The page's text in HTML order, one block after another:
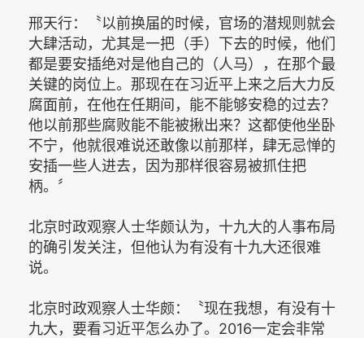
邢天行：〝以前换届的时候，官场的潜规则就会
大肆活动，尤其是一把（手）下去的时候，他们
都是要安插绝对是他自己的（人马），在那个最
关键的岗位上。那现在在习近平上来之后大力反
腐面前，在他在任期间，能不能够安稳的过去？
他以前那些腐败能不能被揪出来？这都使他坐卧
不宁，他就很难说还敢像以前那样，肆无忌惮的
安插一些人进去，因为那样很容易被抓住把
柄。〞
北京时政观察人士华颇认为，十九大的人事布局
的确引发关注，但他认为有没有十九大还很难
说。
北京时政观察人士华颇：〝现在我想，有没有十
九大，要看习近平怎么办了。2016一定会非常